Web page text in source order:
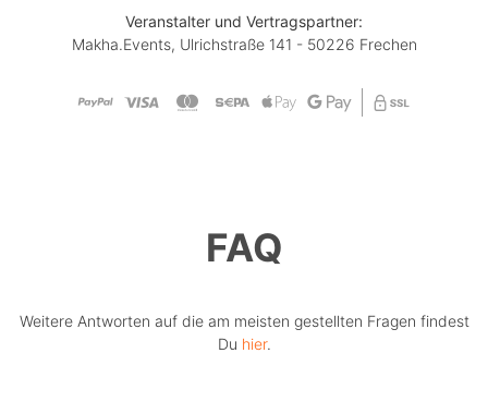
Veranstalter und Vertragspartner:
Makha.Events, Ulrichstraße 141 - 50226 Frechen
FAQ
Weitere Antworten auf die am meisten gestellten Fragen findest
Du hier.